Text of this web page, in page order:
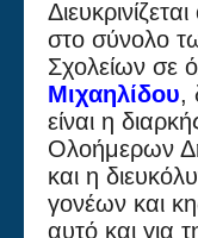
στο σύνολο
Σχολείων σε
Μιχαηλίδου,
είναι η
Ολοήμερων
και η
γονέων και
αυτό και για